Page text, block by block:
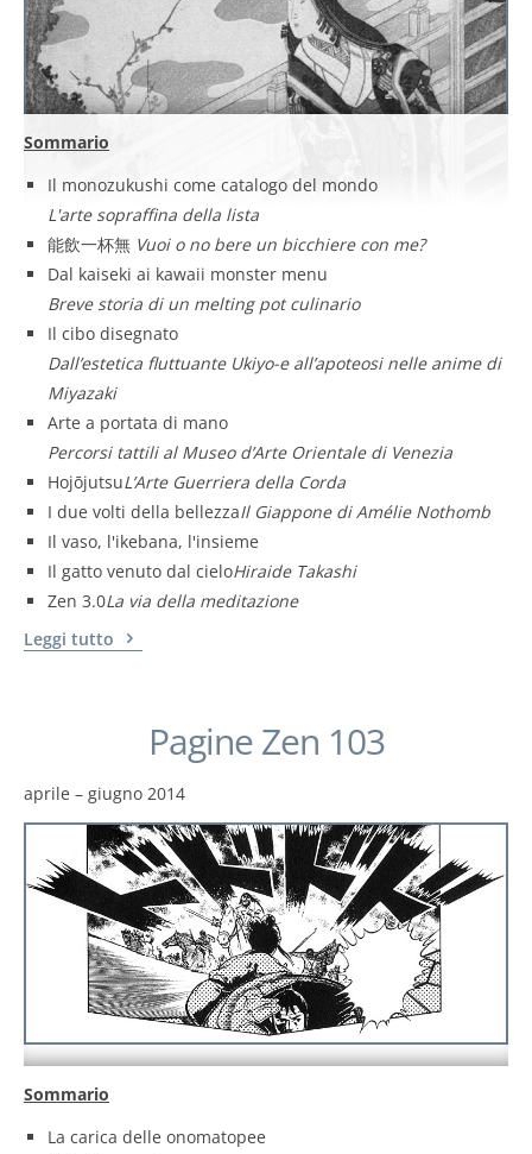
Sommario
Il monozukushi come catalogo del mondo
L'arte sopraffina della lista
能飲一杯無 Vuoi o no bere un bicchiere con me?
Dal kaiseki ai kawaii monster menu
Breve storia di un melting pot culinario
Il cibo disegnato
Dall’estetica fluttuante Ukiyo-e all’apoteosi nelle anime di
Miyazaki
Arte a portata di mano
Percorsi tattili al Museo d’Arte Orientale di Venezia
HojōjutsuL’Arte Guerriera della Corda
I due volti della bellezzaIl Giappone di Amélie Nothomb
Il vaso, l'ikebana, l'insieme
Il gatto venuto dal cieloHiraide Takashi
Zen 3.0La via della meditazione
Leggi tutto
Pagine Zen 103
aprile – giugno 2014
Sommario
La carica delle onomatopee